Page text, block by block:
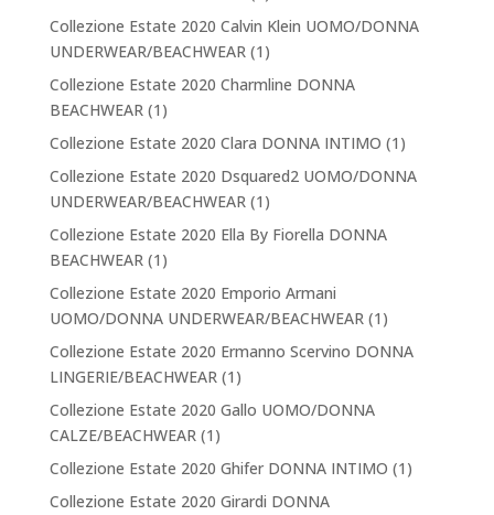
Collezione Estate 2020 Calvin Klein UOMO/DONNA
UNDERWEAR/BEACHWEAR(1)
Collezione Estate 2020 Charmline DONNA
BEACHWEAR(1)
Collezione Estate 2020 Clara DONNA INTIMO (1)
Collezione Estate 2020 Dsquared2 UOMO/DONNA
UNDERWEAR/BEACHWEAR(1)
Collezione Estate 2020 Ella By Fiorella DONNA
BEACHWEAR(1)
Collezione Estate 2020 Emporio Armani
UOMO/DONNA UNDERWEAR/BEACHWEAR(1)
Collezione Estate 2020 Ermanno Scervino DONNA
LINGERIE/BEACHWEAR(1)
Collezione Estate 2020 Gallo UOMO/DONNA
CALZE/BEACHWEAR(1)
Collezione Estate 2020 Ghifer DONNA INTIMO (1)
Collezione Estate 2020 Girardi DONNA